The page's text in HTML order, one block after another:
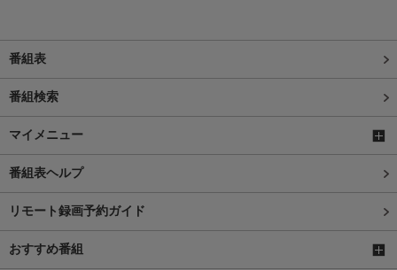
番組表
番組検索
マイメニュー
番組表ヘルプ
リモート録画予約ガイド
おすすめ番組